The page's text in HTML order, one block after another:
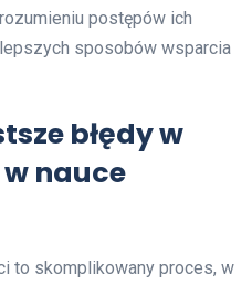
postępów ich
sposobów wsparcia
błędy w
nauce
to skomplikowany proces, w